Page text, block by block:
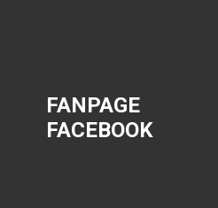
FANPAGE
FACEBOOK